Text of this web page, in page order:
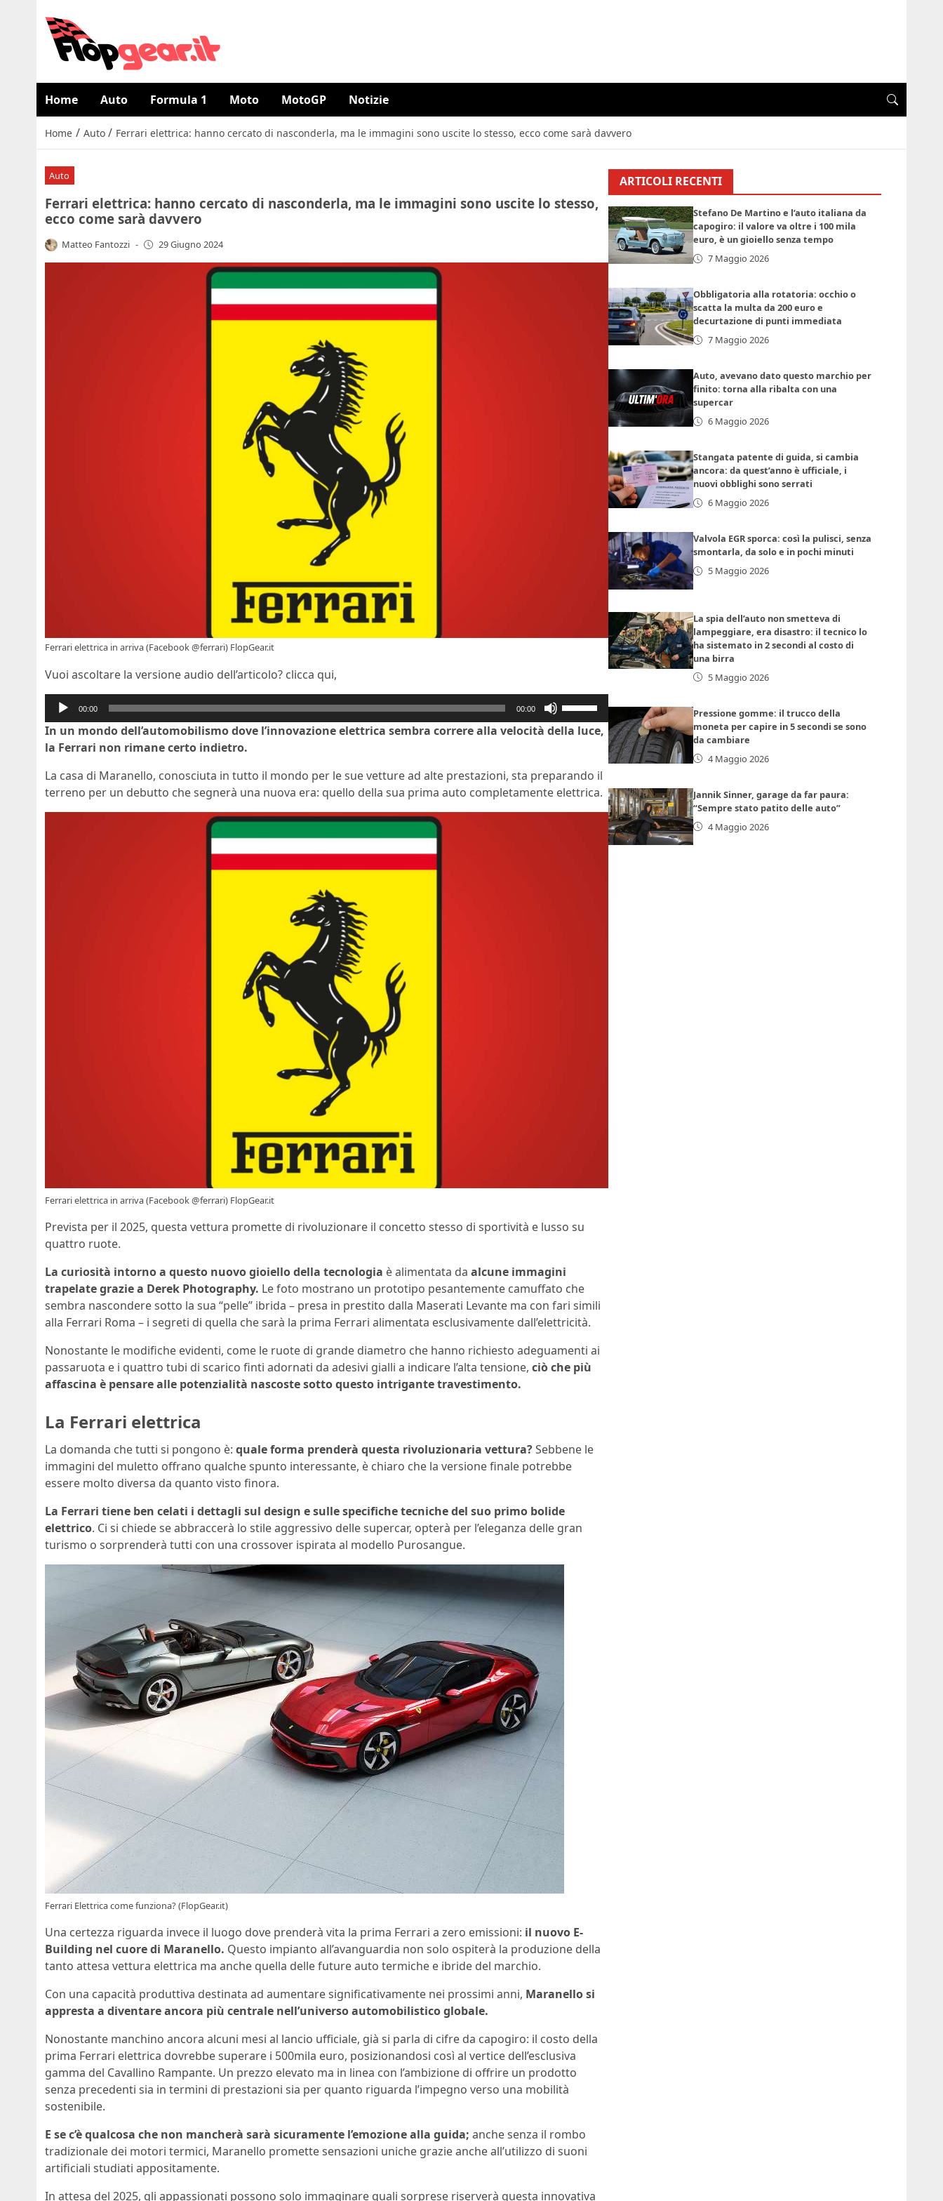
Home Auto Formula 1 Moto MotoGP Notizie
Home / Auto / Ferrari elettrica: hanno cercato di nasconderla, ma le immagini sono uscite lo stesso, ecco come sarà davvero
Auto
Ferrari elettrica: hanno cercato di nasconderla, ma le immagini sono uscite lo stesso,
ecco come sarà davvero
Matteo Fantozzi - 29 Giugno 2024
Ferrari elettrica in arriva (Facebook @ferrari) FlopGear.it
Vuoi ascoltare la versione audio dell’articolo? clicca qui,
Audio
Player
00:00 00:00
tasti
su/giù
per
aumentare
In un mondo dell’automobilismo dove l’innovazione elettrica sembra correre alla velocità della luce,
la Ferrari non rimane certo indietro.
La casa di Maranello, conosciuta in tutto il mondo per le sue vetture ad alte prestazioni, sta preparando il
terreno per un debutto che segnerà una nuova era: quello della sua prima auto completamente elettrica.
Ferrari elettrica in arriva (Facebook @ferrari) FlopGear.it
Prevista per il 2025, questa vettura promette di rivoluzionare il concetto stesso di sportività e lusso su
quattro ruote.
La curiosità intorno a questo nuovo gioiello della tecnologia è alimentata da alcune immagini
trapelate grazie a Derek Photography. Le foto mostrano un prototipo pesantemente camuffato che
sembra nascondere sotto la sua “pelle” ibrida – presa in prestito dalla Maserati Levante ma con fari simili
alla Ferrari Roma – i segreti di quella che sarà la prima Ferrari alimentata esclusivamente dall’elettricità.
Nonostante le modifiche evidenti, come le ruote di grande diametro che hanno richiesto adeguamenti ai
passaruota e i quattro tubi di scarico finti adornati da adesivi gialli a indicare l’alta tensione, ciò che più
affascina è pensare alle potenzialità nascoste sotto questo intrigante travestimento.
La Ferrari elettrica
La domanda che tutti si pongono è: quale forma prenderà questa rivoluzionaria vettura?Sebbene le
immagini del muletto offrano qualche spunto interessante, è chiaro che la versione finale potrebbe
essere molto diversa da quanto visto finora.
La Ferrari tiene ben celati i dettagli sul design e sulle specifiche tecniche del suo primo bolide
elettrico. Ci si chiede se abbraccerà lo stile aggressivo delle supercar, opterà per l’eleganza delle gran
turismo o sorprenderà tutti con una crossover ispirata al modello Purosangue.
Ferrari Elettrica come funziona? (FlopGear.it)
Una certezza riguarda invece il luogo dove prenderà vita la prima Ferrari a zero emissioni: il nuovo E-
Building nel cuore di Maranello. Questo impianto all’avanguardia non solo ospiterà la produzione della
tanto attesa vettura elettrica ma anche quella delle future auto termiche e ibride del marchio.
Con una capacità produttiva destinata ad aumentare significativamente nei prossimi anni, Maranello si
appresta a diventare ancora più centrale nell’universo automobilistico globale.
Nonostante manchino ancora alcuni mesi al lancio ufficiale, già si parla di cifre da capogiro: il costo della
prima Ferrari elettrica dovrebbe superare i 500mila euro, posizionandosi così al vertice dell’esclusiva
gamma del Cavallino Rampante. Un prezzo elevato ma in linea con l’ambizione di offrire un prodotto
senza precedenti sia in termini di prestazioni sia per quanto riguarda l’impegno verso una mobilità
sostenibile.
E se c’è qualcosa che non mancherà sarà sicuramente l’emozione alla guida; anche senza il rombo
tradizionale dei motori termici, Maranello promette sensazioni uniche grazie anche all’utilizzo di suoni
artificiali studiati appositamente.
In attesa del 2025, gli appassionati possono solo immaginare quali sorprese riserverà questa innovativa
ARTICOLI RECENTI
Stefano De Martino e l’auto italiana da
capogiro: il valore va oltre i 100 mila
euro, è un gioiello senza tempo
7 Maggio 2026
Obbligatoria alla rotatoria: occhio o
scatta la multa da 200 euro e
decurtazione di punti immediata
7 Maggio 2026
Auto, avevano dato questo marchio per
finito: torna alla ribalta con una
supercar
6 Maggio 2026
Stangata patente di guida, si cambia
ancora: da quest’anno è ufficiale, i
nuovi obblighi sono serrati
6 Maggio 2026
Valvola EGR sporca: così la pulisci, senza
smontarla, da solo e in pochi minuti
5 Maggio 2026
La spia dell’auto non smetteva di
lampeggiare, era disastro: il tecnico lo
ha sistemato in 2 secondi al costo di
una birra
5 Maggio 2026
Pressione gomme: il trucco della
moneta per capire in 5 secondi se sono
da cambiare
4 Maggio 2026
Jannik Sinner, garage da far paura:
“Sempre stato patito delle auto”
4 Maggio 2026